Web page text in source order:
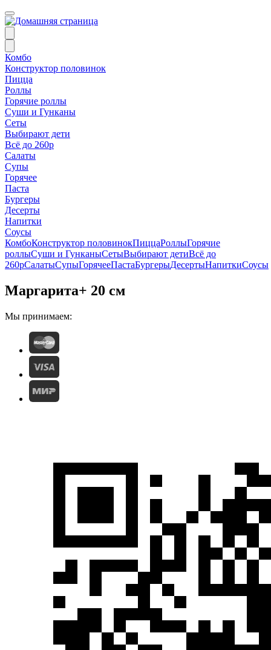
Комбо
Конструктор половинок
Пицца
Роллы
Горячие роллы
Суши и Гунканы
Сеты
Выбирают дети
Всё до 260р
Салаты
Супы
Горячее
Паста
Бургеры
Десерты
Напитки
Соусы
КомбоКонструктор половинокПиццаРоллыГорячие
роллыСуши и ГунканыСетыВыбирают детиВсё до
260рСалатыСупыГорячееПастаБургерыДесертыНапиткиСоусы
Маргарита+ 20 см
Мы принимаем: